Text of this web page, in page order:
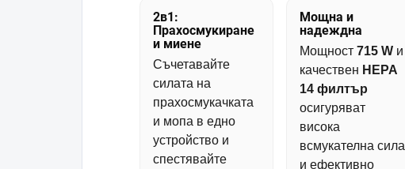
2в1:
Прахосмукиране
и миене
Съчетавайте
силата на
прахосмукачката
и мопа в едно
устройство и
спестявайте
Мощна и
надеждна
Мощност 715 Wи
качествен HEPA
14 филтър
осигуряват
висока
всмукателна сила
и ефективно